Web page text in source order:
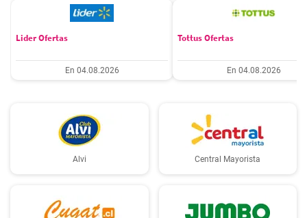
Lider Ofertas
En 04.08.2026
Tottus Ofertas
En 04.08.2026
Alvi Central Mayorista